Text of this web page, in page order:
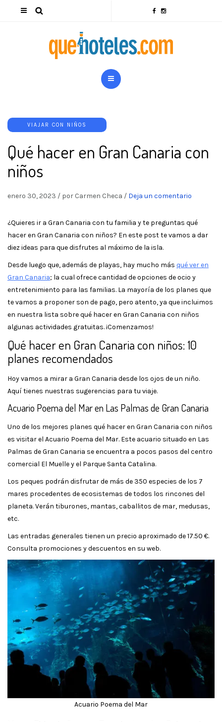
VIAJAR CON NIÑOS
Qué hacer en Gran Canaria con
niños
enero 30, 2023 / por Carmen Checa / Deja un comentario
¿Quieres ir a Gran Canaria con tu familia y te preguntas qué
hacer en Gran Canaria con niños? En este post te vamos a dar
diez ideas para que disfrutes al máximo de la isla.
Desde luego que, además de playas, hay mucho más qué ver en
Gran Canaria; la cual ofrece cantidad de opciones de ocio y
entretenimiento para las familias. La mayoría de los planes que
te vamos a proponer son de pago, pero atento, ya que incluimos
en nuestra lista sobre qué hacer en Gran Canaria con niños
algunas actividades gratuitas. ¡Comenzamos!
Qué hacer en Gran Canaria con niños: 10
planes recomendados
Hoy vamos a mirar a Gran Canaria desde los ojos de un niño.
Aquí tienes nuestras sugerencias para tu viaje.
Acuario Poema del Mar en Las Palmas de Gran Canaria
Uno de los mejores planes qué hacer en Gran Canaria con niños
es visitar el Acuario Poema del Mar. Este acuario situado en Las
Palmas de Gran Canaria se encuentra a pocos pasos del centro
comercial El Muelle y el Parque Santa Catalina.
Los peques podrán disfrutar de más de 350 especies de los 7
mares procedentes de ecosistemas de todos los rincones del
planeta. Verán tiburones, mantas, caballitos de mar, medusas,
etc.
Las entradas generales tienen un precio aproximado de 17.50 €.
Consulta promociones y descuentos en su web.
Acuario Poema del Mar